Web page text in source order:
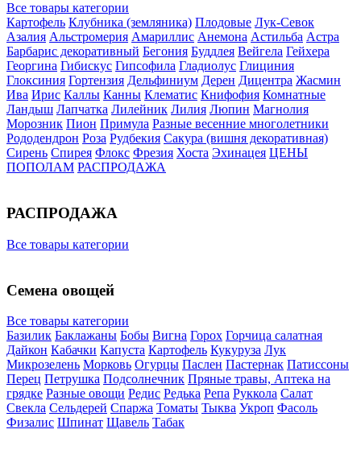
Все товары категории
Картофель Клубника (земляника) Плодовые Лук-Севок
Азалия Альстромерия Амариллис Анемона Астильба Астра
Барбарис декоративный Бегония Буддлея Вейгела Гейхера
Георгина Гибискус Гипсофила Гладиолус Глициния
Глоксиния Гортензия Дельфиниум Дерен Дицентра Жасмин
Ива Ирис Каллы Канны Клематис Книфофия Комнатные
Ландыш Лапчатка Лилейник Лилия Люпин Магнолия
Морозник Пион Примула Разные весенние многолетники
Рододендрон Роза Рудбекия Сакура (вишня декоративная)
Сирень Спирея Флокс Фрезия Хоста Эхинацея ЦЕНЫ
ПОПОЛАМ РАСПРОДАЖА
РАСПРОДАЖА
Все товары категории
Семена овощей
Все товары категории
Базилик Баклажаны Бобы Вигна Горох Горчица салатная
Дайкон Кабачки Капуста Картофель Кукуруза Лук
Микрозелень Морковь Огурцы Паслен Пастернак Патиссоны
Перец Петрушка Подсолнечник Пряные травы, Аптека на
грядке Разные овощи Редис Редька Репа Руккола Салат
Свекла Сельдерей Спаржа Томаты Тыква Укроп Фасоль
Физалис Шпинат Щавель Табак